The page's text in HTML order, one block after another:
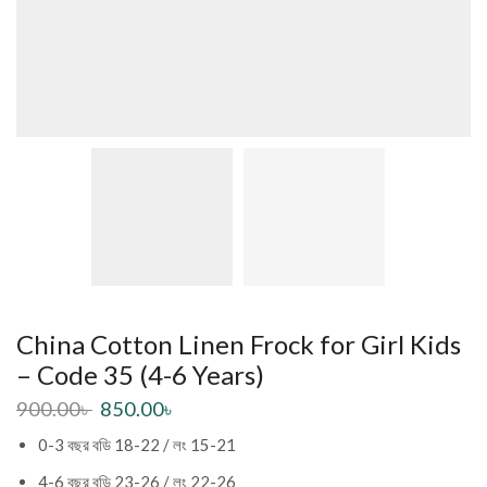
China Cotton Linen Frock for Girl Kids
– Code 35 (4-6 Years)
900.00৳ 850.00৳
0-3 বছর বডি 18-22 / লং 15-21
4-6 বছর বডি 23-26 / লং 22-26